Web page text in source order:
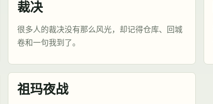
裁决
很多人的裁决没有那么风光，却记得仓库、回城
卷和一句我到了。
祖玛夜战